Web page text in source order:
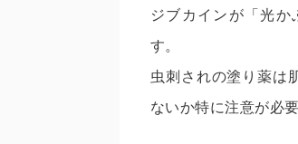
ジブカインが「光
す。
虫刺されの塗り薬は
ないか特に注意が必要